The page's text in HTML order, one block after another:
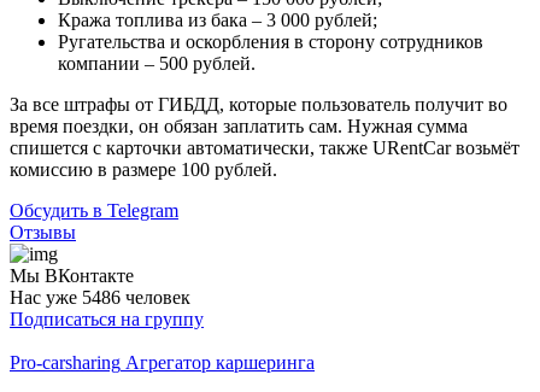
Кража топлива из бака – 3 000 рублей;
Ругательства и оскорбления в сторону сотрудников
компании – 500 рублей.
За все штрафы от ГИБДД, которые пользователь получит во
время поездки, он обязан заплатить сам. Нужная сумма
спишется с карточки автоматически, также URentCar возьмёт
комиссию в размере 100 рублей.
Обсудить в Telegram
Отзывы
Мы ВКонтакте
Нас уже 5486 человек
Подписаться на группу
Pro-carsharing Агрегатор каршеринга